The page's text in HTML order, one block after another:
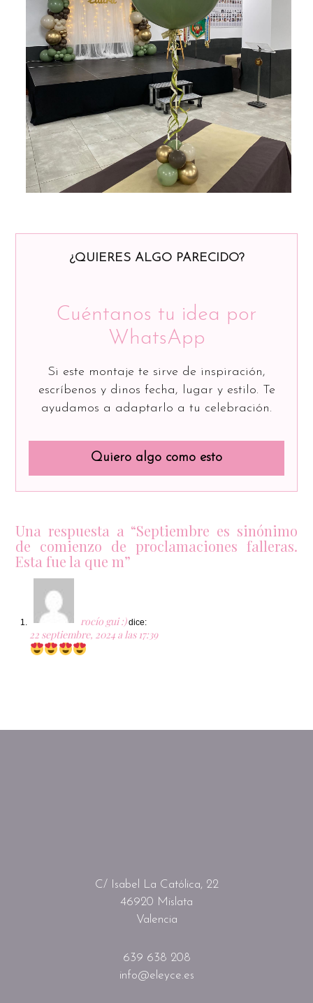
¿QUIERES ALGO PARECIDO?
Cuéntanos tu idea por
WhatsApp
Si este montaje te sirve de inspiración,
escríbenos y dinos fecha, lugar y estilo. Te
ayudamos a adaptarlo a tu celebración.
Quiero algo como esto
Una respuesta a “Septiembre es sinónimo
de comienzo de proclamaciones falleras.
Esta fue la que m”
rocío gui :) dice:
22 septiembre, 2024 a las 17:39
C/ Isabel La Católica, 22
46920 Mislata
Valencia
639 638 208
info@eleyce.es